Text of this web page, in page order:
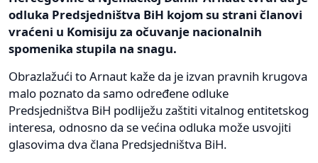
odluka Predsjedništva BiH kojom su strani članovi
vraćeni u Komisiju za očuvanje nacionalnih
spomenika stupila na snagu.
Obrazlažući to Arnaut kaže da je izvan pravnih krugova
malo poznato da samo određene odluke
Predsjedništva BiH podliježu zaštiti vitalnog entitetskog
interesa, odnosno da se većina odluka može usvojiti
glasovima dva člana Predsjedništva BiH.